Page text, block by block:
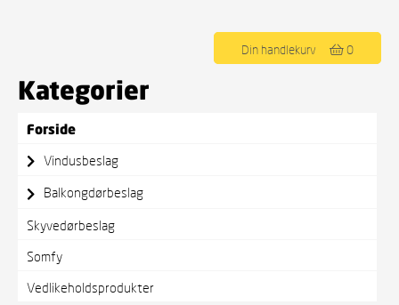
Din handlekurv 0
Kategorier
Forside
Vindusbeslag
Balkongdørbeslag
Skyvedørbeslag
Somfy
Vedlikeholdsprodukter